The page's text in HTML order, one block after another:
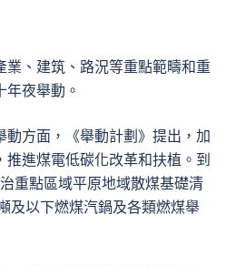
業、建筑、路況等重點範疇和重
夜舉動。
方面，《舉動計劃》提出，加
進煤電低碳化改革和扶植。到
重點區域平原地域散煤基礎清
及以下燃煤汽鍋及各類燃煤舉